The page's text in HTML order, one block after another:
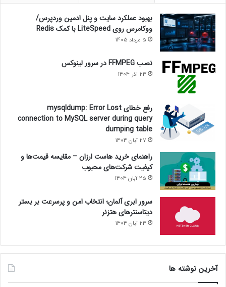
بهبود عملکرد سایت و پنل ادمین وردپرس/
ووکامرس روی LiteSpeed با کمک Redis
5 مرداد 1405
نصب FFMPEG در سرور لینوکس
23 آذر 1404
رفع خطای mysqldump: Error Lost
connection to MySQL server during query
dumping table
27 آبان 1404
راهنمای خرید هاست ارزان – مقایسه قیمت‌ها و
کیفیت شرکت‌های محبوب
25 آبان 1404
سرور ابری آلمان؛ انتخاب امن و پرسرعت بر بستر
دیتاسنترهای هتزنر
23 آبان 1404
آخرین نوشته ها